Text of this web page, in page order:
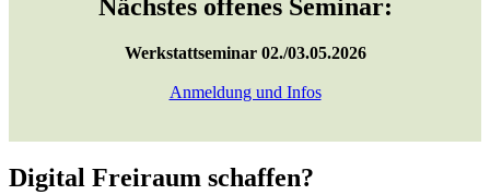
Nächstes offenes Seminar:
Werkstattseminar 02./03.05.2026
Anmeldung und Infos
Digital Freiraum schaffen?